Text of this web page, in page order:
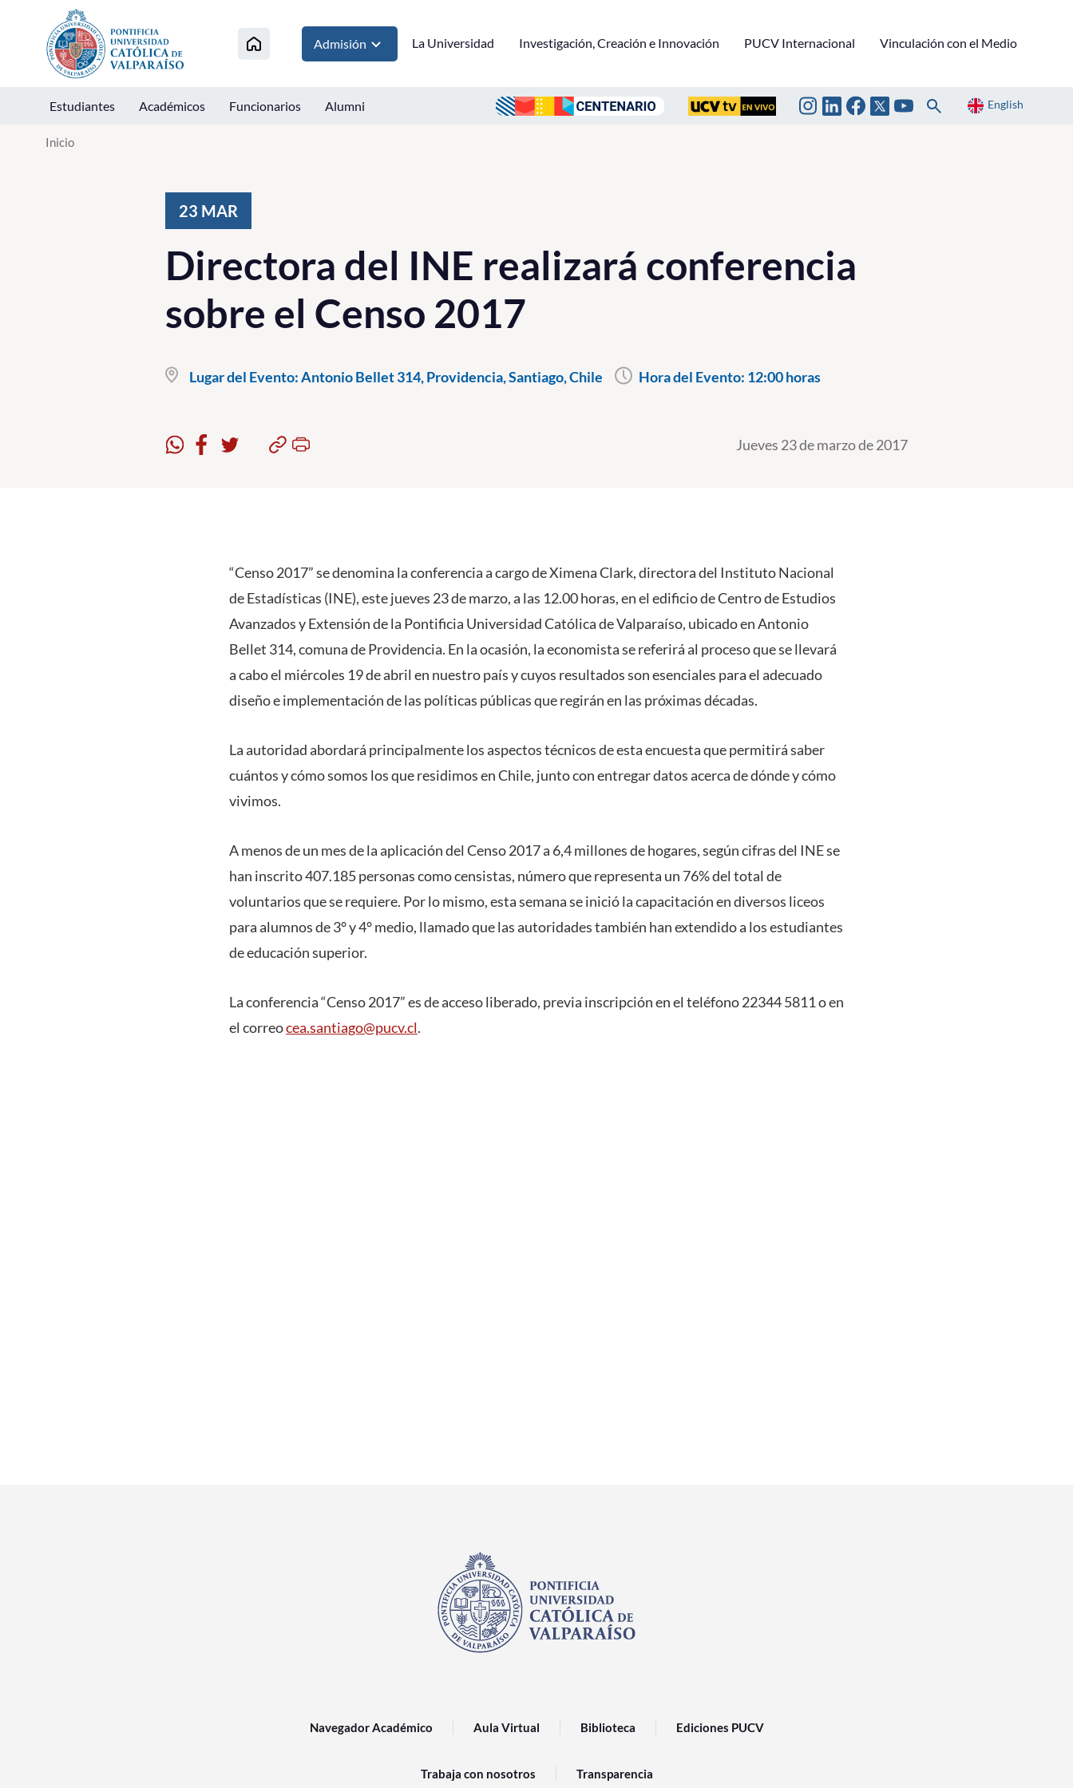
Click acá para ir directamente al contenido
Admisión La Universidad Investigación, Creación e Innovación PUCV Internacional Vinculación con el Medio
Estudiantes Académicos Funcionarios Alumni English
Inicio
23 MAR
Directora del INE realizará conferencia
sobre el Censo 2017
Lugar del Evento:Antonio Bellet 314, Providencia, Santiago, Chile Hora del Evento: 12:00 horas
Jueves 23 de marzo de 2017
“Censo 2017” se denomina la conferencia a cargo de Ximena Clark, directora del Instituto Nacional
de Estadísticas (INE), este jueves 23 de marzo, a las 12.00 horas, en el edificio de Centro de Estudios
Avanzados y Extensión de la Pontificia Universidad Católica de Valparaíso, ubicado en Antonio
Bellet 314, comuna de Providencia. En la ocasión, la economista se referirá al proceso que se llevará
a cabo el miércoles 19 de abril en nuestro país y cuyos resultados son esenciales para el adecuado
diseño e implementación de las políticas públicas que regirán en las próximas décadas.
La autoridad abordará principalmente los aspectos técnicos de esta encuesta que permitirá saber
cuántos y cómo somos los que residimos en Chile, junto con entregar datos acerca de dónde y cómo
vivimos.
A menos de un mes de la aplicación del Censo 2017 a 6,4 millones de hogares, según cifras del INE se
han inscrito 407.185 personas como censistas, número que representa un 76% del total de
voluntarios que se requiere. Por lo mismo, esta semana se inició la capacitación en diversos liceos
para alumnos de 3° y 4° medio, llamado que las autoridades también han extendido a los estudiantes
de educación superior.
La conferencia “Censo 2017” es de acceso liberado, previa inscripción en el teléfono 22344 5811 o en
el correocea.santiago@pucv.cl.
Navegador Académico Aula Virtual Biblioteca Ediciones PUCV
Trabaja con nosotros Transparencia